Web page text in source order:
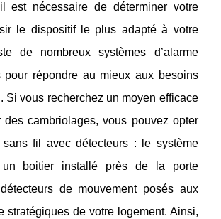
est nécessaire de déterminer votre
le dispositif le plus adapté à votre
de nombreux systèmes d’alarme
pour répondre au mieux aux besoins
Si vous recherchez un moyen efficace
des cambriolages, vous pouvez opter
fil avec détecteurs : le système
un boitier installé près de la porte
de mouvement posés aux
stratégiques de votre logement. Ainsi,